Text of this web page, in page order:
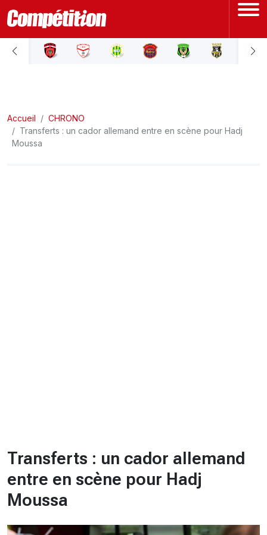
ACCUEIL
LIGUE 2
Accueil
CHRONO
Transferts : un cador allemand entre en scène pour Hadj
Moussa
Transferts : un cador allemand
entre en scène pour Hadj
Moussa